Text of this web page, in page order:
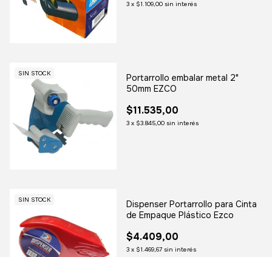
3 x $1.109,00 sin interés
SIN STOCK
Portarrollo embalar metal 2"
50mm EZCO
$11.535,00
3 x $3.845,00 sin interés
SIN STOCK
Dispenser Portarrollo para Cinta
de Empaque Plástico Ezco
$4.409,00
3 x $1.469,67 sin interés